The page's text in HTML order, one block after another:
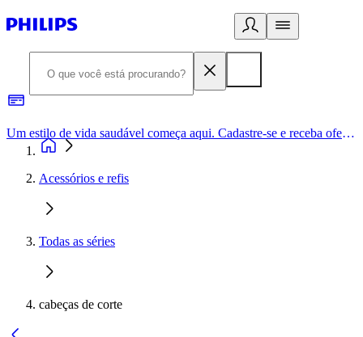
Um estilo de vida saudável começa aqui. Cadastre-se e receba ofertas exclusivas.
Acessórios e refis
Todas as séries
cabeças de corte